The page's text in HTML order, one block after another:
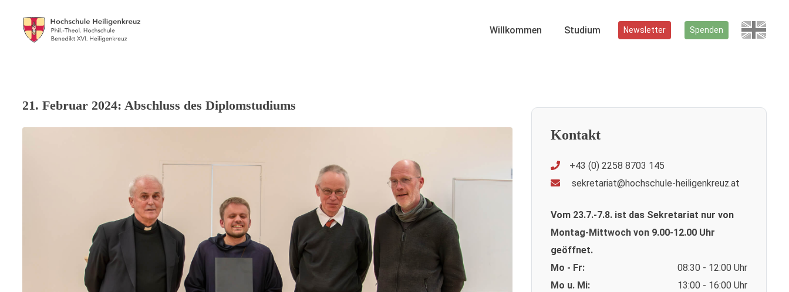
Willkommen Studium Newsletter Spenden
21. Februar 2024: Abschluss des Diplomstudiums
Kontakt
+43 (0) 2258 8703 145
sekretariat@hochschule-heiligenkreuz.at
Vom 23.7.-7.8. ist das Sekretariat nur von
Montag-Mittwoch von 9.00-12.00 Uhr
geöffnet.
Mo - Fr:
08:30 - 12:00 Uhr
Mo u. Mi:
13:00 - 16:00 Uhr